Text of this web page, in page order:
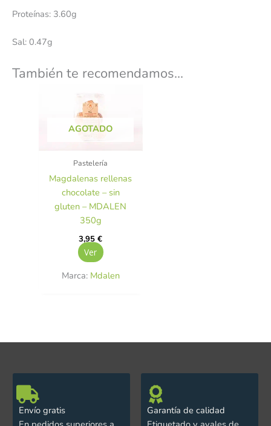
Proteínas: 3.60g
Sal: 0.47g
También te recomendamos…
AGOTADO
Pastelería
Magdalenas rellenas
chocolate – sin
gluten – MDALEN
350g
3,95€
Ver
Marca: Mdalen
Envío gratis
Garantía de calidad